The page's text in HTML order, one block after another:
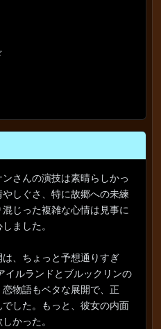
さんの演技は素晴らしかっ
しぐさ、特に故郷への未練
じった複雑な心情は見事に
ました。
、ちょっと予想通りすぎ
イルランドとブルックリンの
物語もベタな展開で、正
した。もっと、彼女の内面
かった。